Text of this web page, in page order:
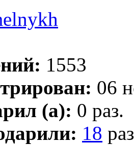
1553
06
(а): 0 раз.
18